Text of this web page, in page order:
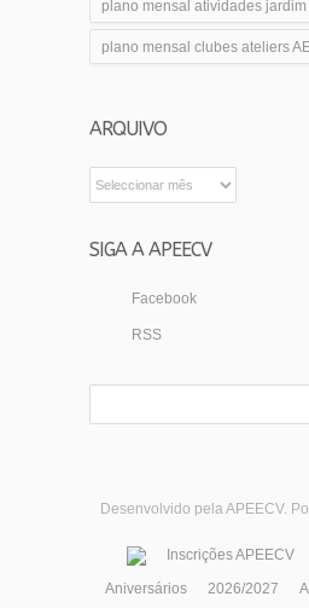
plano mensal atividades
plano mensal clubes ateliers
ARQUIVO
SIGA A APEECV
Facebook
RSS
Desenvolvido pela APEECV.
Inscrições APEECV
Aniversários
2026/2027